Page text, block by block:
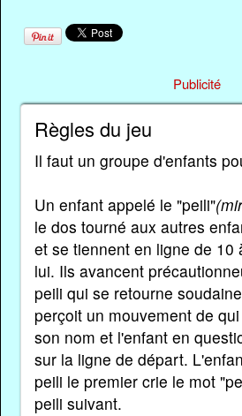
Publicité
Règles du jeu
Il faut un groupe d'enfants
Un enfant appelé le "peili"
le dos tourné aux autres
et se tiennent en ligne de 10
lui. Ils avancent
peili qui se retourne
perçoit un mouvement de
son nom et l'enfant en
sur la ligne de départ.
peili le premier crie le mot
peili suivant.